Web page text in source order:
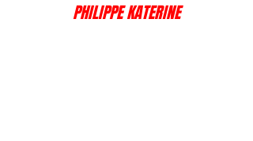
PHILIPPE KATERINE